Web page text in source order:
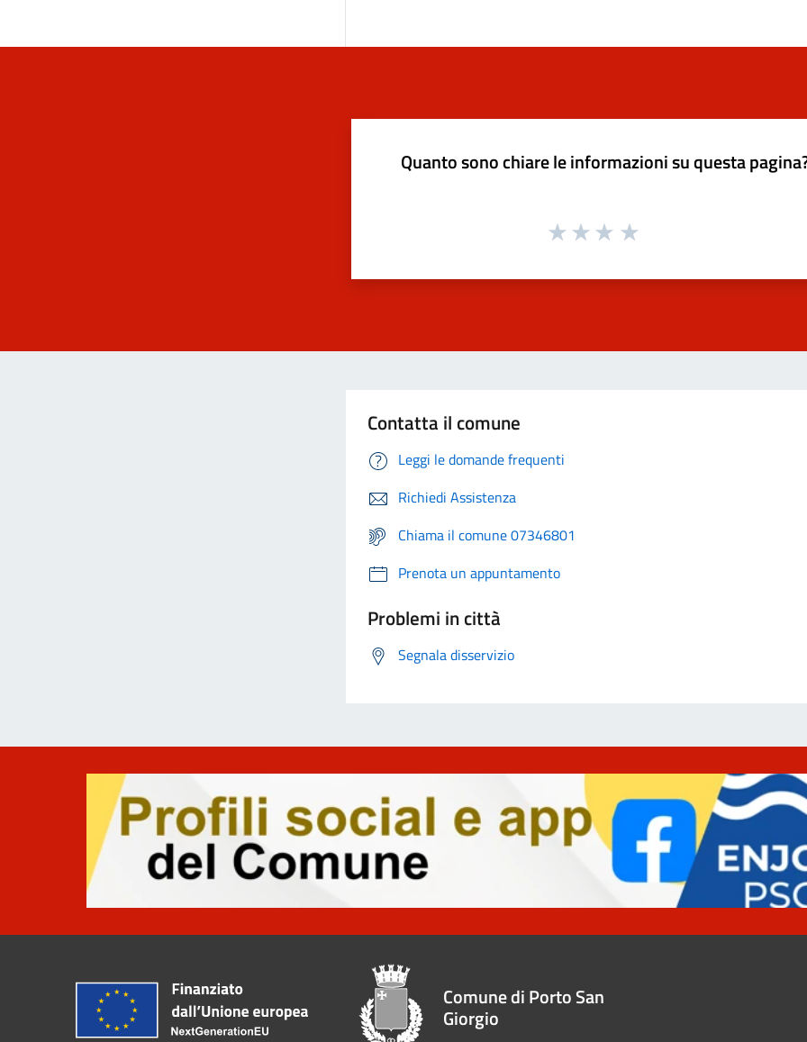
Quanto sono chiare le informazioni su questa
Contatta il comune
Leggi le domande frequenti
Richiedi Assistenza
Chiama il comune 07346801
Prenota un appuntamento
Problemi in città
Segnala disservizio
Comune di Porto San
Giorgio